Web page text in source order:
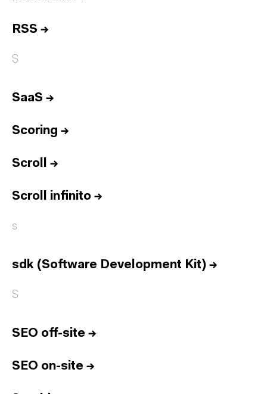
RSS →
S
SaaS →
Scoring →
Scroll →
Scroll infinito →
s
sdk (Software Development Kit) →
S
SEO off-site →
SEO on-site →
Equipo
Informes
Talento
English
Cultura
Instagram
1.898